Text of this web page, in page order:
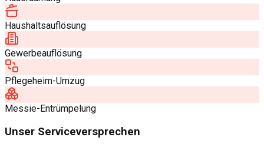
Haushaltsauflösung
Gewerbeauflösung
Pflegeheim-Umzug
Messie-Entrümpelung
Unser Serviceversprechen